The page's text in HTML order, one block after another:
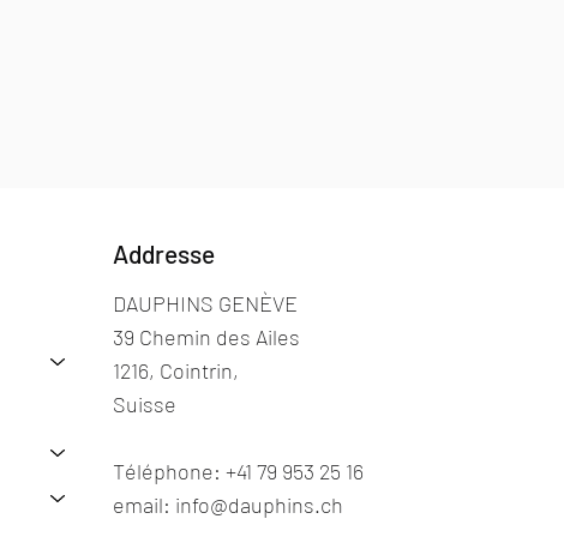
Addresse
DAUPHINS GENÈVE
39 Chemin des Ailes
1216, Cointrin,
Suisse
Téléphone: +41 79 953 25 16
email: info@dauphins.ch